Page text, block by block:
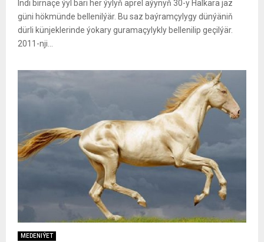
Indi birnäçe ýyl bäri her ýylyň aprel aýynyň 30-y Halkara jaz
güni hökmünde bellenilýär. Bu saz baýramçylygy dünýäniň
dürli künjeklerinde ýokary guramaçylykly bellenilip geçilýär.
2011-nji...
MEDENIÝET